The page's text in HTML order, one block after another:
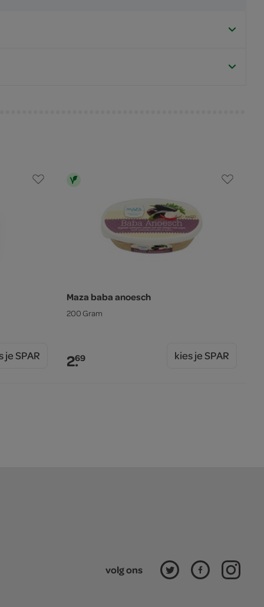
je SPAR
Maza baba anoesch
200 Gram
2.69 kies je SPAR
volg ons